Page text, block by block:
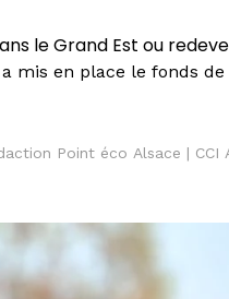
le Grand Est ou
mis en place le fonds
Point éco Alsace | CCI